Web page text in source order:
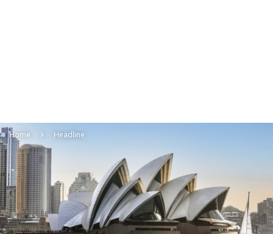
Home Headline